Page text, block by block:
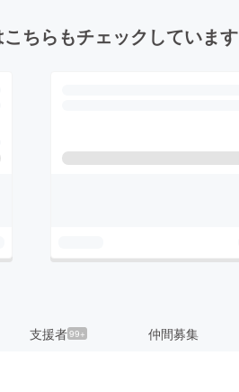
ちらもチェックしています
支援者99+ 仲間募集